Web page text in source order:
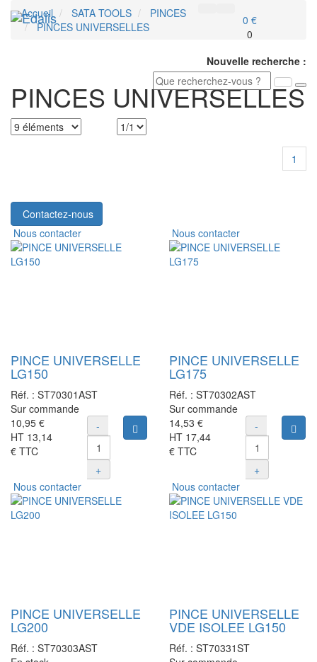
0 €
0
Nouvelle recherche :
Accueil SATA TOOLS
PINCES
PINCES UNIVERSELLES
PINCES UNIVERSELLES
1
Contactez-nous
Nous contacter
PINCE UNIVERSELLE
LG150
Réf. : ST70301AST
Sur commande
10,95 €
HT 13,14
€ TTC
-
+
Ajouter au panier
Nous contacter
PINCE UNIVERSELLE
LG175
Réf. : ST70302AST
Sur commande
14,53 €
HT 17,44
€ TTC
-
+
Nous contacter
PINCE UNIVERSELLE
LG200
Réf. : ST70303AST
Nous contacter
PINCE UNIVERSELLE
VDE ISOLEE LG150
Réf. : ST70331ST